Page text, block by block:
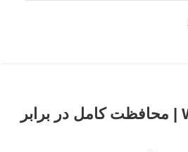
| محافظت کامل در برابر